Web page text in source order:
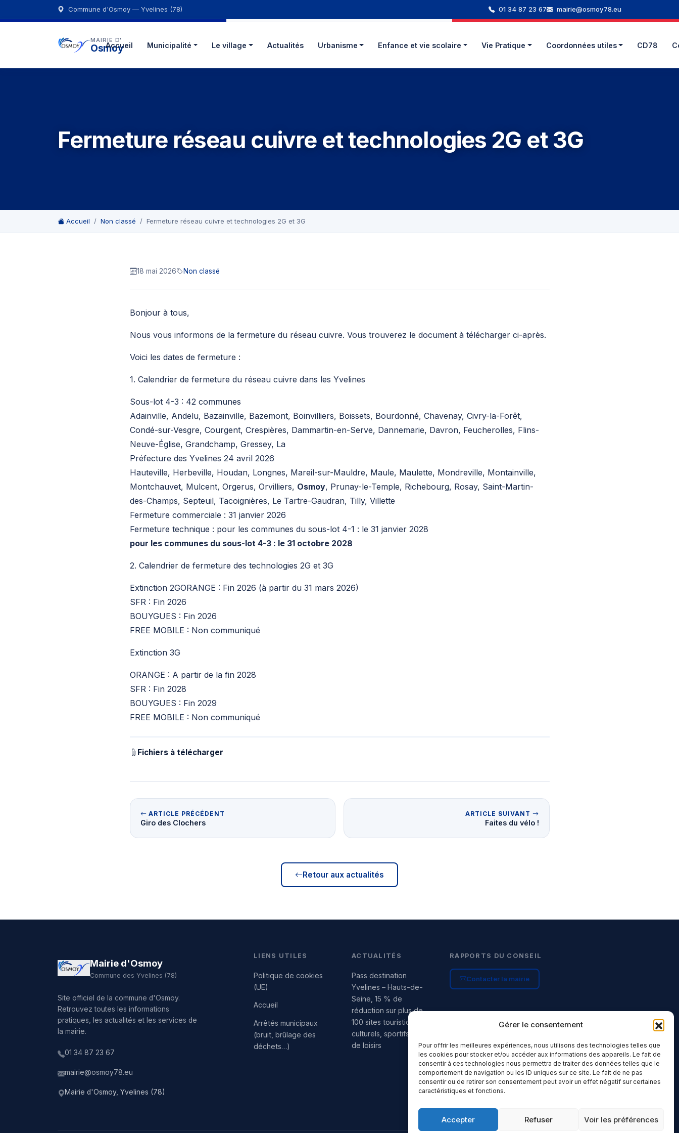
Gérer le consentement
Pour offrir les meilleures expériences, nous utilisons des technologies telles que
les cookies pour stocker et/ou accéder aux informations des appareils. Le fait de
consentir à ces technologies nous permettra de traiter des données telles que le
comportement de navigation ou les ID uniques sur ce site. Le fait de ne pas
consentir ou de retirer son consentement peut avoir un effet négatif sur certaines
caractéristiques et fonctions.
Accepter Refuser Voir les préférences
Commune d'Osmoy — Yvelines (78) 01 34 87 23 67 mairie@osmoy78.eu
MAIRIE D'
Osmoy
Accueil Municipalité Le village Actualités Urbanisme Enfance et vie scolaire Vie Pratique Coordonnées utiles CD78
Fermeture réseau cuivre et technologies 2G et 3G
Accueil Non classé Fermeture réseau cuivre et technologies 2G et 3G
18 mai 2026 Non classé
Bonjour à tous,
Nous vous informons de la fermeture du réseau cuivre. Vous trouverez le document à télécharger ci-après.
Voici les dates de fermeture :
1. Calendrier de fermeture du réseau cuivre dans les Yvelines
Sous-lot 4-3 : 42 communes
Adainville, Andelu, Bazainville, Bazemont, Boinvilliers, Boissets, Bourdonné, Chavenay, Civry-la-Forêt,
Condé-sur-Vesgre, Courgent, Crespières, Dammartin-en-Serve, Dannemarie, Davron, Feucherolles, Flins-
Neuve-Église, Grandchamp, Gressey, La
Préfecture des Yvelines 24 avril 2026
Hauteville, Herbeville, Houdan, Longnes, Mareil-sur-Mauldre, Maule, Maulette, Mondreville, Montainville,
Montchauvet, Mulcent, Orgerus, Orvilliers, Osmoy, Prunay-le-Temple, Richebourg, Rosay, Saint-Martin-
des-Champs, Septeuil, Tacoignières, Le Tartre-Gaudran, Tilly, Villette
Fermeture commerciale : 31 janvier 2026
Fermeture technique : pour les communes du sous-lot 4-1 : le 31 janvier 2028
pour les communes du sous-lot 4-3 : le 31 octobre 2028
2. Calendrier de fermeture des technologies 2G et 3G
Extinction 2GORANGE : Fin 2026 (à partir du 31 mars 2026)
SFR : Fin 2026
BOUYGUES : Fin 2026
FREE MOBILE : Non communiqué
Extinction 3G
ORANGE : A partir de la fin 2028
SFR : Fin 2028
BOUYGUES : Fin 2029
FREE MOBILE : Non communiqué
Fichiers à télécharger
ARTICLE PRÉCÉDENT
Giro des Clochers
ARTICLE SUIVANT
Faites du vélo !
Retour aux actualités
Mairie d'Osmoy
Commune des Yvelines (78)
Site officiel de la commune d'Osmoy.
Retrouvez toutes les informations
pratiques, les actualités et les services de
la mairie.
01 34 87 23 67
mairie@osmoy78.eu
Mairie d'Osmoy, Yvelines (78)
LIENS UTILES
Politique de cookies
(UE)
Accueil
Arrêtés municipaux
(bruit, brûlage des
déchets…)
ACTUALITÉS
Pass destination
Yvelines – Hauts-de-
Seine, 15 % de
réduction sur plus de
100 sites touristiques,
culturels, sportifs et
de loisirs
RAPPORTS DU CONSEIL
Contacter la mairie